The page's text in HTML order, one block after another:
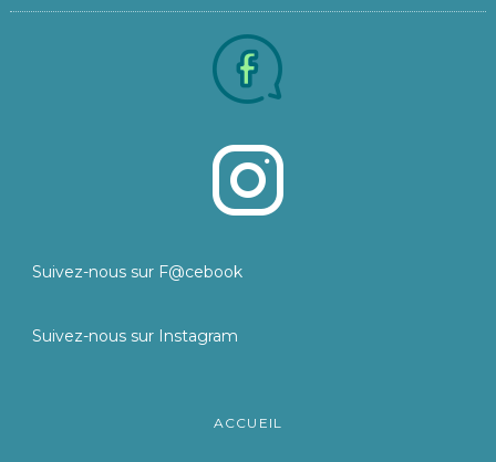
Suivez-nous sur F@cebook
Suivez-nous sur Instagram
ACCUEIL